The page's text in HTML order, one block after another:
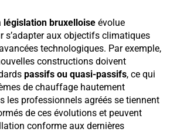
législation bruxelloise évolue
s’adapter aux objectifs climatiques
technologiques. Par exemple,
constructions doivent
passifs ou quasi-passifs, ce qui
de chauffage hautement
les professionnels agréés se tiennent
de ces évolutions et peuvent
conforme aux dernières